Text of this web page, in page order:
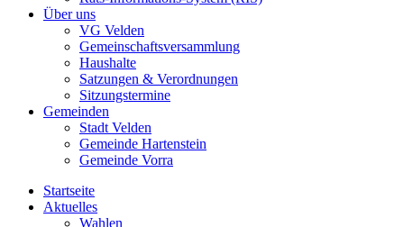
Über uns
VG Velden
Gemeinschaftsversammlung
Haushalte
Satzungen & Verordnungen
Sitzungstermine
Gemeinden
Stadt Velden
Gemeinde Hartenstein
Gemeinde Vorra
Startseite
Aktuelles
Wahlen